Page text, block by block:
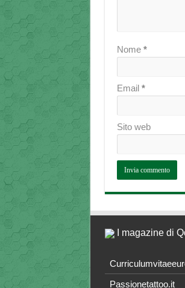
Nome *
Email *
Sito web
I magazine di
Passionetattoo.it